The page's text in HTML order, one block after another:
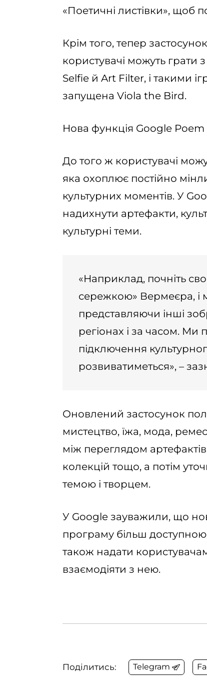
«Поетичні листівки», щоб
Крім того, тепер
користувачі можуть грати
Selfie й Art Filter, і такими
запущена Viola the Bird.
Нова функція Google
До того ж користувачі
яка охоплює постійно
культурних моментів. У
надихнути артефакти,
культурні теми.
«Наприклад, почніть
сережкою» Вермеєра, і
представляючи інші
регіонах і за часом. Ми
підключення
розвиватиметься», –
Оновлений застосунок
мистецтво, їжа, мода,
між переглядом
колекцій тощо, а потім
темою і творцем.
У Google зауважили, що
програму більш доступною
також надати
взаємодіяти з нею.
Поділитись: Telegram